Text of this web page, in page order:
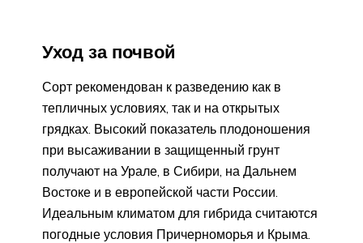
Уход за почвой
Сорт рекомендован к разведению как в
тепличных условиях, так и на открытых
грядках. Высокий показатель плодоношения
при высаживании в защищенный грунт
получают на Урале, в Сибири, на Дальнем
Востоке и в европейской части России.
Идеальным климатом для гибрида считаются
погодные условия Причерноморья и Крыма.